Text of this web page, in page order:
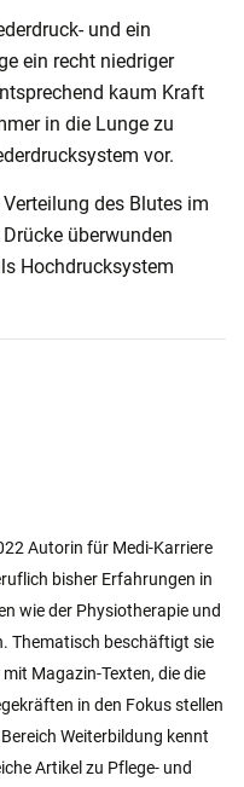
und ein
ein recht niedriger
kaum Kraft
in die Lunge zu
vor.
des Blutes im
überwunden
Hochdrucksystem
Autorin für Medi-Karriere
bisher Erfahrungen in
wie der Physiotherapie und
Thematisch beschäftigt sie
Magazin-Texten, die die
in den Fokus stellen
Weiterbildung kennt
Artikel zu Pflege- und